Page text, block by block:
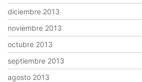
diciembre 2013
noviembre 2013
octubre 2013
septiembre 2013
agosto 2013